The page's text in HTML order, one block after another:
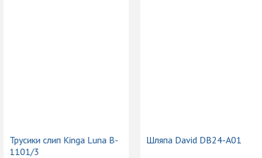
тоут женская
Italiane VI24-103
Трусики слип Kinga Luna B-